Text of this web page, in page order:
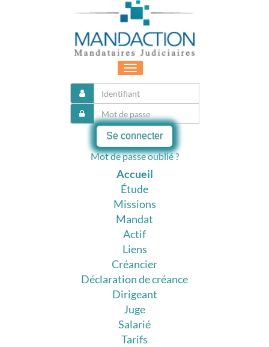
Toggle
navigation
Se connecter
Mot de passe oublié ?
Accueil
Étude
Missions
Mandat
Actif
Liens
Créancier
Déclaration de créance
Dirigeant
Juge
Salarié
Tarifs